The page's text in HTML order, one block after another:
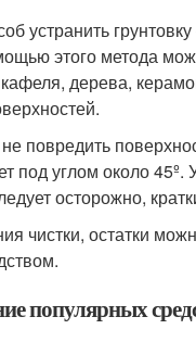
устранить
этого метода
дерева,
повредить
под углом около 45º.
осторожно,
чистки, остатки
популярных